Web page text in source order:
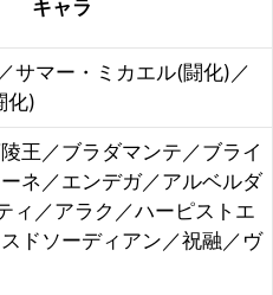
キャラ
サマー・ミカエル(闘化)／
化)
陵王／ブラダマンテ／ブライ
ネ／エンデガ／アルベルダ
ィ／アラク／ハーピストエ
ドソーディアン／祝融／ヴ